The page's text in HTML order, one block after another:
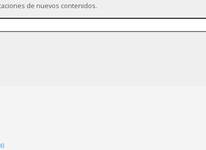
de nuevos contenidos.